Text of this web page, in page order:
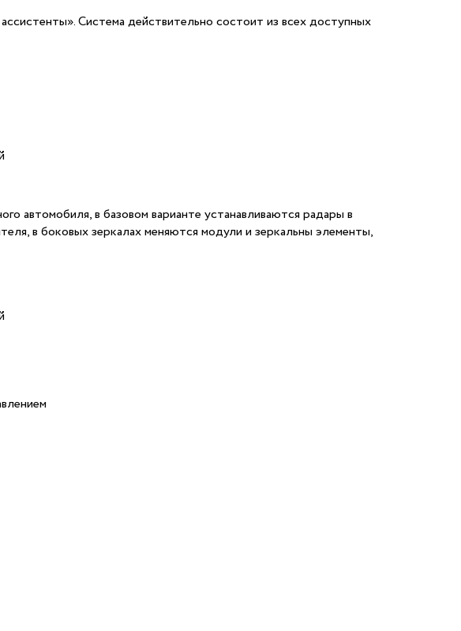
Система действительно состоит из всех доступных
автомобиля, в базовом варианте устанавливаются радары в
в боковых зеркалах меняются модули и зеркальны элементы,